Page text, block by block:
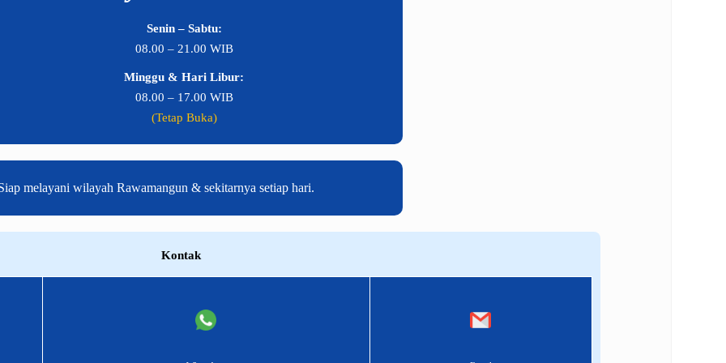
Senin – Sabtu:
08.00 – 21.00 WIB
Minggu & Hari Libur:
08.00 – 17.00 WIB
(Tetap Buka)
melayani wilayah Rawamangun & sekitarnya setiap hari.
Kontak